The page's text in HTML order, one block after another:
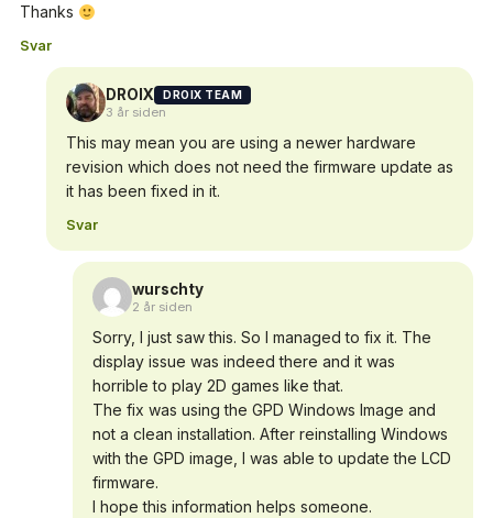
Thanks
Svar
DROIX DROIX TEAM
3 år siden
This may mean you are using a newer hardware
revision which does not need the firmware update as
it has been fixed in it.
Svar
wurschty
2 år siden
Sorry, I just saw this. So I managed to fix it. The
display issue was indeed there and it was
horrible to play 2D games like that.
The fix was using the GPD Windows Image and
not a clean installation. After reinstalling Windows
with the GPD image, I was able to update the LCD
firmware.
I hope this information helps someone.